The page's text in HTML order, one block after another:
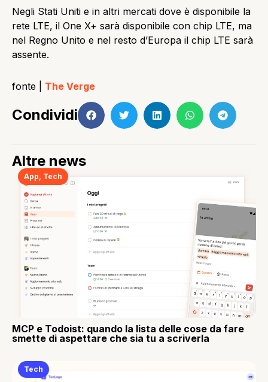
Negli Stati Uniti e in altri mercati dove è disponibile la
rete LTE, il One X+ sarà disponibile con chip LTE, ma
nel Regno Unito e nel resto d’Europa il chip LTE sarà
assente.
fonte | The Verge
Condividi
Altre news
App Tech
MCP e Todoist: quando la lista delle cose da fare
smette di aspettare che sia tu a scriverla
Tech